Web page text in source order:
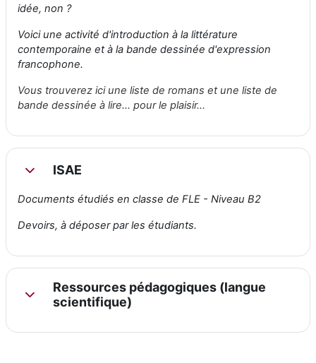
idée, non ?
Voici une activité d'introduction à la littérature
contemporaine et à la bande dessinée d'expression
francophone.
Vous trouverez ici une liste de romans et une liste de
bande dessinée à lire... pour le plaisir...
ReplierISAE
Documents étudiés en classe de FLE - Niveau B2
Devoirs, à déposer par les étudiants.
Replier
Ressources pédagogiques (langue
scientifique)